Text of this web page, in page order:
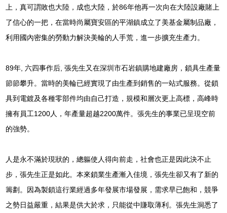
上，真可謂敗也大陸，成也大陸，於86年他再一次向在大陸設廠賭上
了信心的一把，在當時尚屬寶安區的平湖鎮成立了美基金屬制品廠，
利用國內密集的勞動力解決美輪的人手荒，進一步擴充生產力。
89年, 六四事作后, 張先生又在深圳市石岩鎮購地建廠房，鎖具生產量
節節攀升。當時的美輪已經實現了由生產到銷售的一站式服務。從鎖
具到電鍍及各種零部件均由自己打造，規模和層次更上高標，高峰時
擁有員工1200人，年產量超越2200萬件。張先生的事業已呈現空前
的強勢。
人是永不滿於現狀的，總軀使人得向前走，社會也正是因此決不止
步，張先生正是如此。本來鎖業生產漸入佳境，張先生卻又有了新的
籌劃。因為製鎖這行業經過多年發展市場發展，需求早已飽和，競爭
之勢日益嚴重，結果是供大於求，只能從中賺取薄利。張先生洞悉了